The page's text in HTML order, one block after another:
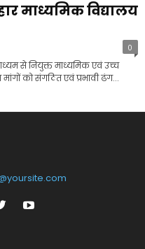
माध्यमिक विद्यालय
0
से नियुक्त माध्यमिक एवं उच्च
को संगठित एवं प्रभावी ढंग...